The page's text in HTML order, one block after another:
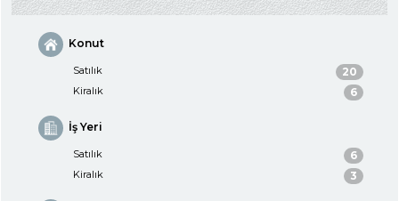
Konut
Satılık 20
Kiralık 6
İş Yeri
Satılık 6
Kiralık 3